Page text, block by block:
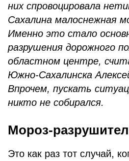
них спровоцировала
Сахалина малоснежная
Именно это стало
разрушения дорожного
областном центре,
Южно-Сахалинска
Впрочем, пускать
никто не собирался.
Мороз-
Это как раз тот случай,